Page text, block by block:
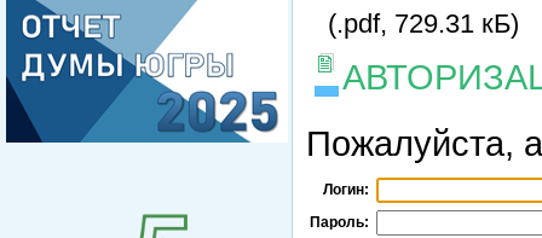
(.pdf, 729.31 кБ)
Пожалуйста,
Логин:
Пароль: